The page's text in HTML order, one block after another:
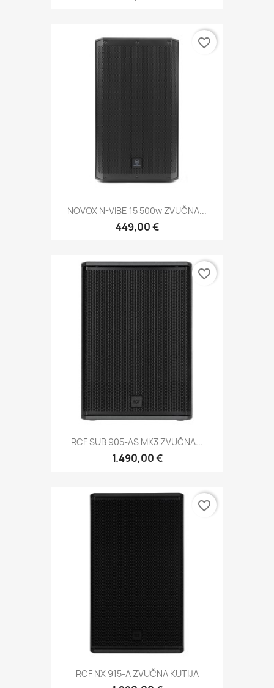
NOVOX N-VIBE 15 500w ZVUČNA...
449,00 €
favorite_border
RCF SUB 905-AS MK3 ZVUČNA...
1.490,00 €
favorite_border
RCF NX 915-A ZVUČNA KUTIJA
favorite_border